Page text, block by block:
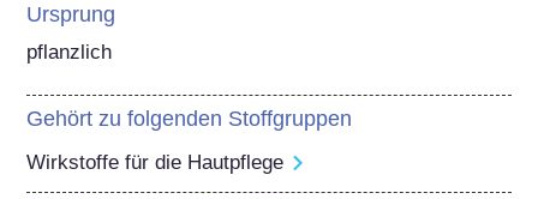
Ursprung
pflanzlich
Gehört zu folgenden Stoffgruppen
Wirkstoffe für die Hautpflege